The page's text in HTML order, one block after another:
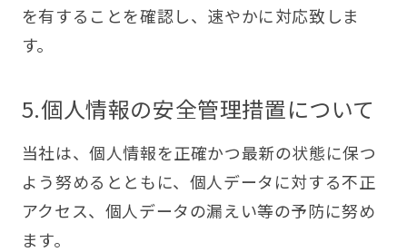
を有することを確認し、速やかに対応致しま
す。
5.個人情報の安全管理措置について
当社は、個人情報を正確かつ最新の状態に保つ
よう努めるとともに、個人データに対する不正
アクセス、個人データの漏えい等の予防に努め
ます。